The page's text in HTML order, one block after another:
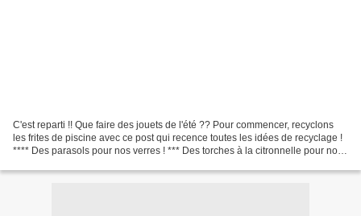
C'est reparti !! Que faire des jouets de l'été ?? Pour commencer, recyclons
les frites de piscine avec ce post qui recence toutes les idées de recyclage !
**** Des parasols pour nos verres ! *** Des torches à la citronnelle pour nous